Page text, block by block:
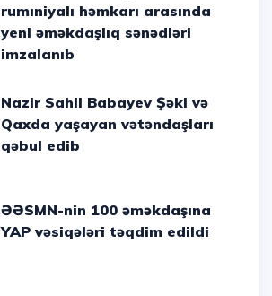
rumıniyalı həmkarı arasında
yeni əməkdaşlıq sənədləri
imzalanıb
Nazir Sahil Babayev Şəki və
Qaxda yaşayan vətəndaşları
qəbul edib
ƏƏSMN-nin 100 əməkdaşına
YAP vəsiqələri təqdim edildi